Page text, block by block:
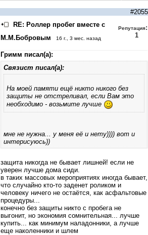
#2055
RE: Роллер пробег вместе с
М.М.Бобровым
16 г., 3 мес. назад
Репутация:
1
Гримм писал(а):
Связист писал(а):
На моей памяти ещё никто никого без
защиты не отстреливал, если Вам это
необходимо - возьмите лучше
мне не нужна... у меня её и нету)))) вот и
интерисуюсь))
защита никогда не бывает лишней! если не
уверен лучше дома сиди.
в таких массовых мероприятиях иногда бывает,
что случайно кто-то заденет роликом и
человеку ничего не остаётся, как асфальтовые
процедуры...
конечно без защиты никто с пробега не
выгонит, но экономия сомнительная... лучше
купить... как минимум наладонники, а лучше
еще наколенники и шлем